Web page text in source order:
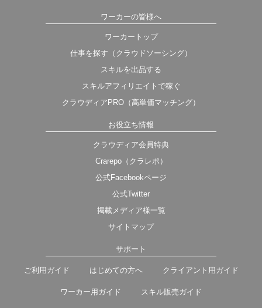
ワーカーの皆様へ
ワーカートップ
仕事を探す（クラウドソーシング）
スキルを出品する
スキルアフィリエイトで稼ぐ
クラウディアPRO（高単価マッチング）
お役立ち情報
クラウディア会員特典
Crarepo（クラレポ）
公式Facebookページ
公式Twitter
掲載メディア様一覧
サイトマップ
サポート
ご利用ガイド はじめての方へ クライアント用ガイド
ワーカー用ガイド スキル販売ガイド